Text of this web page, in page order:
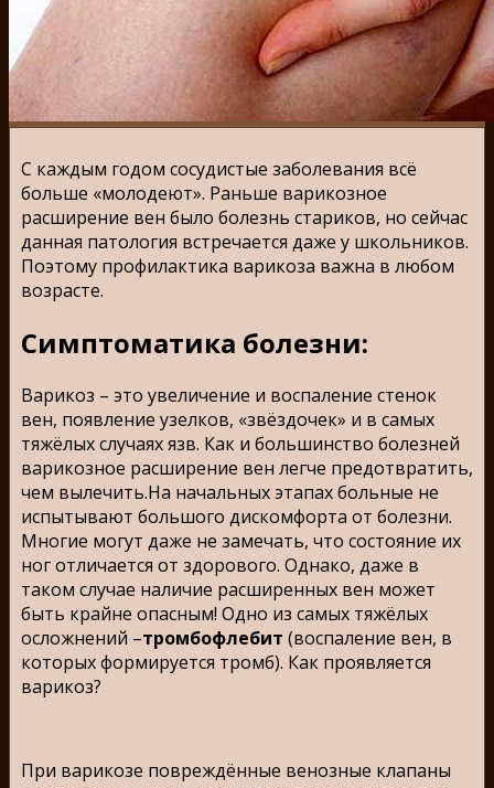
С каждым годом сосудистые заболевания всё
больше «молодеют». Раньше варикозное
расширение вен было болезнь стариков, но сейчас
данная патология встречается даже у школьников.
Поэтому профилактика варикоза важна в любом
возрасте.
Симптоматика болезни:
Варикоз – это увеличение и воспаление стенок
вен, появление узелков, «звёздочек» и в самых
тяжёлых случаях язв. Как и большинство болезней
варикозное расширение вен легче предотвратить,
чем вылечить.На начальных этапах больные не
испытывают большого дискомфорта от болезни.
Многие могут даже не замечать, что состояние их
ног отличается от здорового. Однако, даже в
таком случае наличие расширенных вен может
быть крайне опасным! Одно из самых тяжёлых
осложнений –тромбофлебит (воспаление вен, в
которых формируется тромб). Как проявляется
варикоз?
При варикозе повреждённые венозные клапаны